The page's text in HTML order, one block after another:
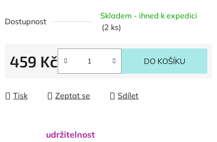
Dostupnost
Skladem - ihned k expedici
(2 ks)
459 Kč DO KOŠÍKU
Tisk Zeptat se Sdílet
udržitelnost